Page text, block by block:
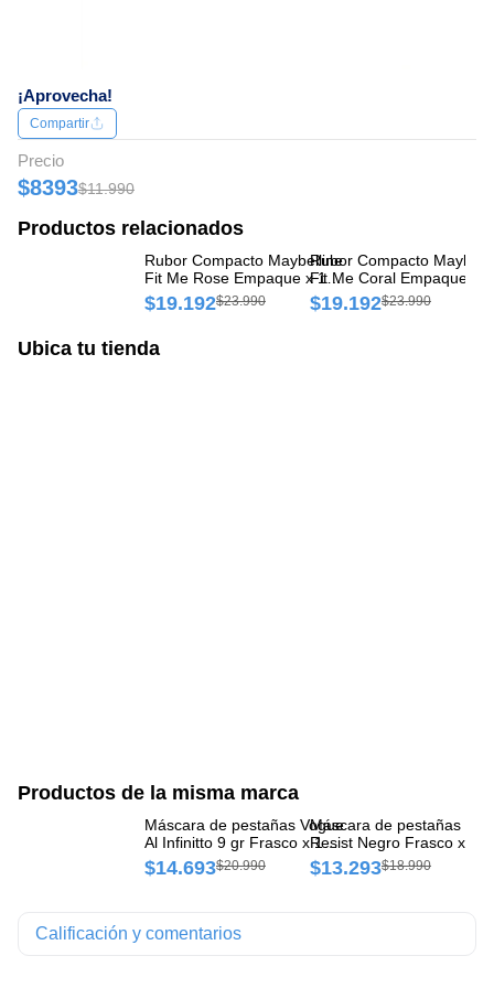
¡Aprovecha!
Compartir
Precio
$8393$11.990
Productos relacionados
Rubor Compacto Maybelline
Fit Me Rose Empaque x 1
und
$19.192$23.990
Rubor Compacto
Fit Me Coral Empaque x 1
und
$19.192$23.990
Ubica tu tienda
Productos de la misma marca
Máscara de pestañas Vogue
Al Infinitto 9 gr Frasco x 1
und
$14.693$20.990
Máscara de pestañas
Resist Negro Frasco x 1
$13.293$18.990
Calificación y comentarios